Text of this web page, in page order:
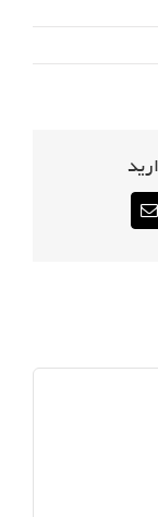
Email